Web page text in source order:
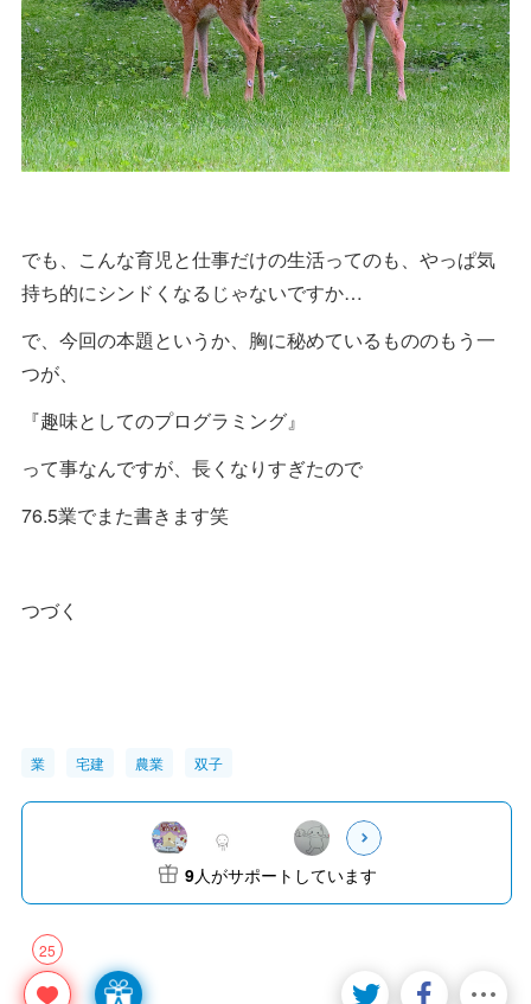
でも、こんな育児と仕事だけの生活ってのも、やっぱ気
持ち的にシンドくなるじゃないですか…
で、今回の本題というか、胸に秘めているもののもう一
つが、
『趣味としてのプログラミング』
って事なんですが、長くなりすぎたので
76.5業でまた書きます笑
つづく
業 宅建 農業 双子
25
9人がサポートしています